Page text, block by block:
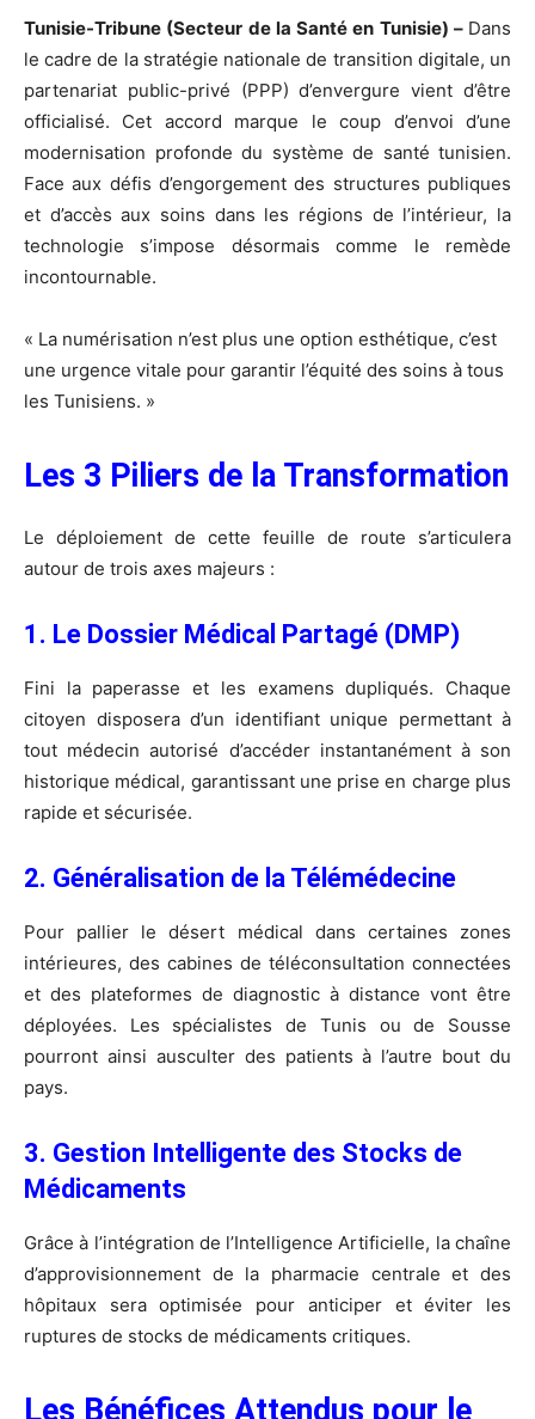
Tunisie-Tribune (Secteur de la Santé en Tunisie) – Dans
le cadre de la stratégie nationale de transition digitale, un
partenariat public-privé (PPP) d’envergure vient d’être
officialisé. Cet accord marque le coup d’envoi d’une
modernisation profonde du système de santé tunisien.
Face aux défis d’engorgement des structures publiques
et d’accès aux soins dans les régions de l’intérieur, la
technologie s’impose désormais comme le remède
incontournable.
« La numérisation n’est plus une option esthétique, c’est
une urgence vitale pour garantir l’équité des soins à tous
les Tunisiens. »
Les 3 Piliers de la Transformation
Le déploiement de cette feuille de route s’articulera
autour de trois axes majeurs :
1. Le Dossier Médical Partagé (DMP)
Fini la paperasse et les examens dupliqués. Chaque
citoyen disposera d’un identifiant unique permettant à
tout médecin autorisé d’accéder instantanément à son
historique médical, garantissant une prise en charge plus
rapide et sécurisée.
2. Généralisation de la Télémédecine
Pour pallier le désert médical dans certaines zones
intérieures, des cabines de téléconsultation connectées
et des plateformes de diagnostic à distance vont être
déployées. Les spécialistes de Tunis ou de Sousse
pourront ainsi ausculter des patients à l’autre bout du
pays.
3. Gestion Intelligente des Stocks de
Médicaments
Grâce à l’intégration de l’Intelligence Artificielle, la chaîne
d’approvisionnement de la pharmacie centrale et des
hôpitaux sera optimisée pour anticiper et éviter les
ruptures de stocks de médicaments critiques.
Les Bénéfices Attendus pour le